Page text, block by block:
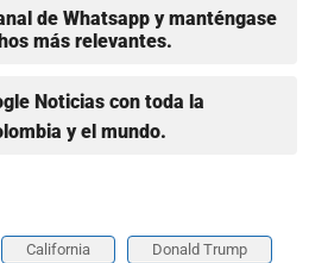
de Whatsapp y manténgase
más relevantes.
Noticias con toda la
y el mundo.
California Donald Trump